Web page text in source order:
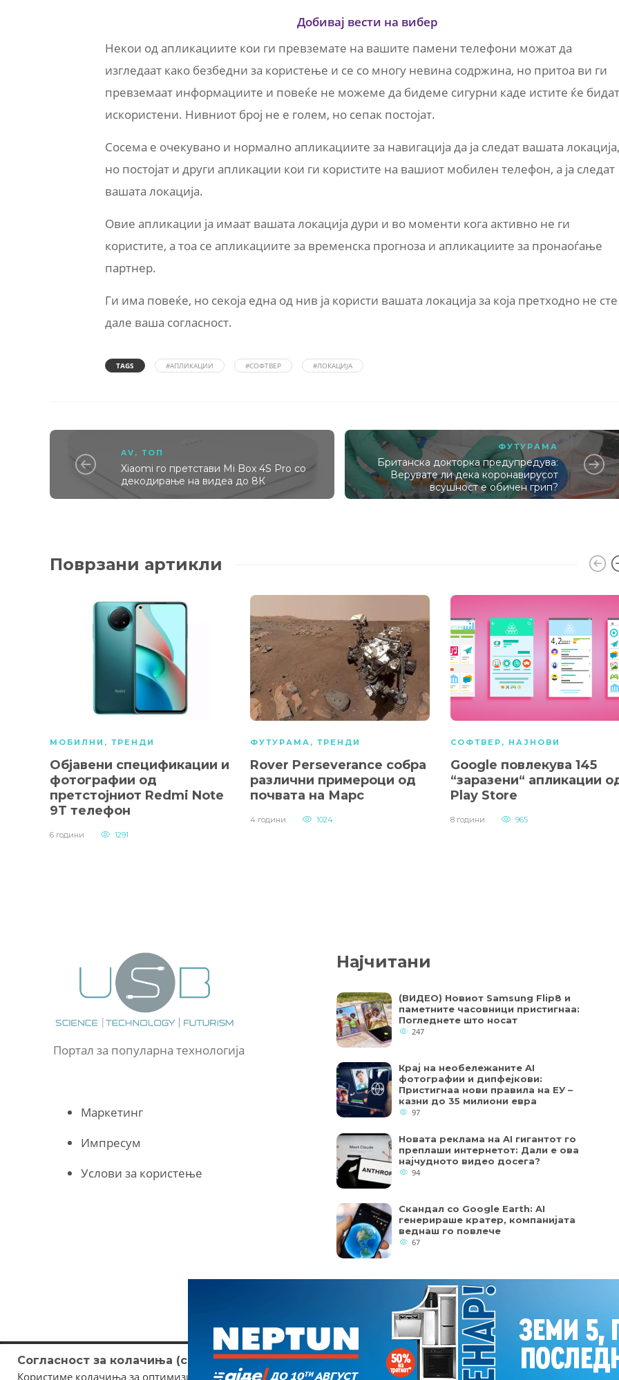
Добивај вести на вибер
Некои од апликациите кои ги превземате на вашите памени телефони можат да
изгледаат како безбедни за користење и се со многу невина содржина, но притоа ви ги
превземаат информациите и повеќе не можеме да бидеме сигурни каде истите ќе бидат
искористени. Нивниот број не е голем, но сепак постојат.
Сосема е очекувано и нормално апликациите за навигација да ја следат вашата локација,
но постојат и други апликации кои ги користите на вашиот мобилен телефон, а ја следат
вашата локација.
Овие апликации ја имаат вашата локација дури и во моменти кога активно не ги
користите, а тоа се апликациите за временска прогноза и апликациите за пронаоѓање
партнер.
Ги има повеќе, но секоја една од нив ја користи вашата локација за која претходно не сте
дале ваша согласност.
TAGS #АПЛИКАЦИИ #СОФТВЕР #ЛОКАЦИЈА
AV ,ТОП
Xiaomi го претстави Mi Box 4S Pro со
декодирање на видеа до 8К
ФУТУРАМА
Британска докторка предупредува:
Верувате ли дека коронавирусот
всушност е обичен грип?
Поврзани артикли
МОБИЛНИ , ТРЕНДИ
Објавени спецификации и
фотографии од
претстојниот Redmi Note
9T телефон
6 години 1291
ФУТУРАМА , ТРЕНДИ
Rover Perseverance собра
различни примероци од
почвата на Марс
4 години 1024
СОФТВЕР , НАЈНОВИ
Google повлекува 145
“заразени“ апликации
Play Store
8 години 965
Портал за популарна технологија
Маркетинг
Импресум
Услови за користење
Најчитани
(ВИДЕО) Новиот Samsung Flip8 и
паметните часовници пристигнаа:
Погледнете што носат
247
Крај на необележаните AI
фотографии и дипфејкови:
Пристигнаа нови правила на ЕУ –
казни до 35 милиони евра
97
Новата реклама на AI гигантот го
преплаши интернетот: Дали е ова
најчудното видео досега?
94
Скандал со Google Earth: AI
генерираше кратер, компанијата
веднаш го повлече
67
Согласност за колачиња (cookies)
Користиме колачиња за оптимизирање на страницата. Некои од колачињата се од суштинско значење за работата на